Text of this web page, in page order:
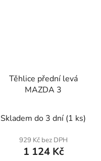
Těhlice přední levá
MAZDA 3
Skladem do 3 dní (1 ks)
929 Kč bez DPH
1 124 Kč